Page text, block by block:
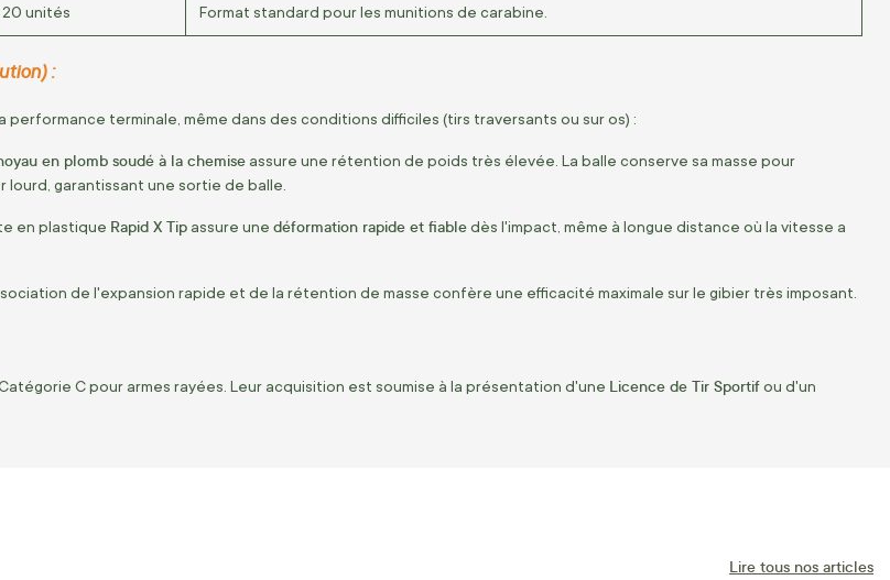
20 unités Format standard pour les munitions de carabine.
:
performance terminale, même dans des conditions difficiles (tirs traversants ou sur os) :
en plomb soudé à la chemise assure une rétention de poids très élevée. La balle conserve sa masse pour
lourd, garantissant une sortie de balle.
en plastique Rapid X Tip assure une déformation rapide et fiabledès l'impact, même à longue distance où la vitesse a
de l'expansion rapide et de la rétention de masse confère une efficacité maximale sur le gibier très imposant.
C pour armes rayées. Leur acquisition est soumise à la présentation d'une Licence de Tir Sportifou d'un
Lire tous nos articles